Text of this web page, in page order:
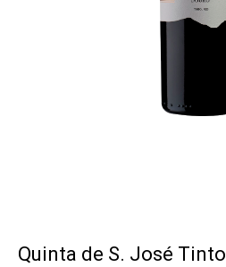
Quinta de S. José Tinto